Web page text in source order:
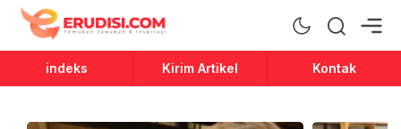
Erudisi
Temukan Jawaban dan Inspirasi
indeks Kirim Artikel Kontak